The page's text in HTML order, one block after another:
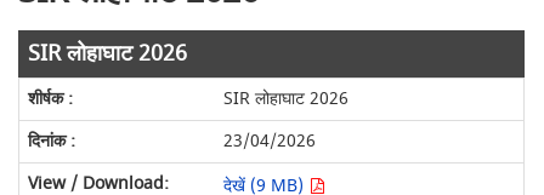
SIR लोहाघाट 2026
SIR लोहाघाट 2026
23/04/2026
देखें (9 MB)